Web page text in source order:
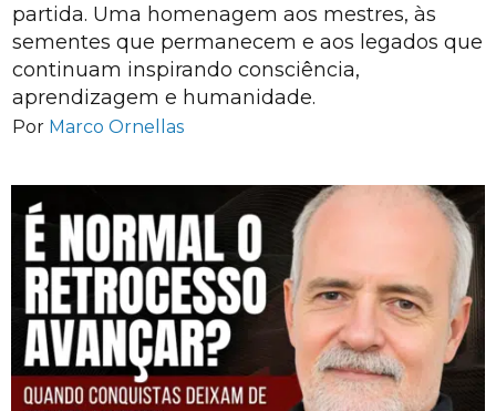
partida. Uma homenagem aos mestres, às
sementes que permanecem e aos legados que
continuam inspirando consciência,
aprendizagem e humanidade.
Por Marco Ornellas